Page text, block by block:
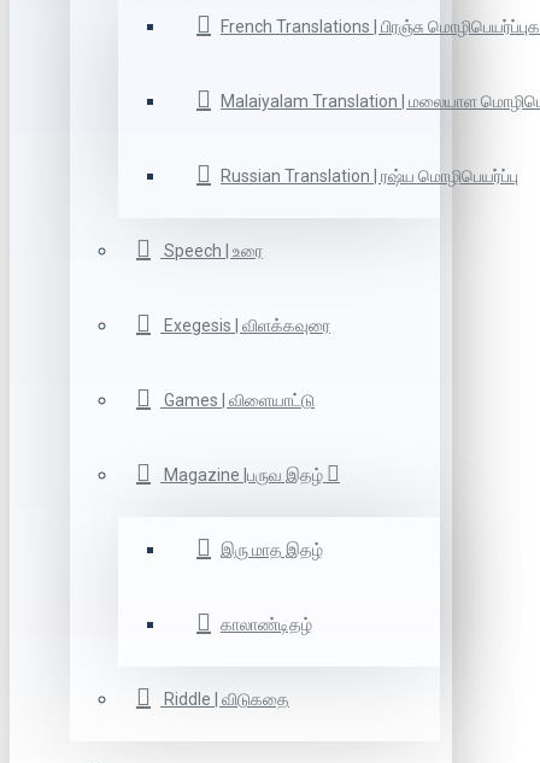
French Translations | பிரஞ்சு
Malaiyalam Translation | மலையாள
Russian Translation | ரஷ்ய மொழிபெயர்ப்பு
Speech | உரை
Exegesis | விளக்கவுரை
Games | விளையாட்டு
Magazine |பருவ இதழ்
இரு மாத இதழ்
காலாண்டிதழ்
Riddle | விடுகதை